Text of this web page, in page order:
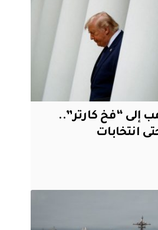
إلى “فخ كارتر”..
انتخابات